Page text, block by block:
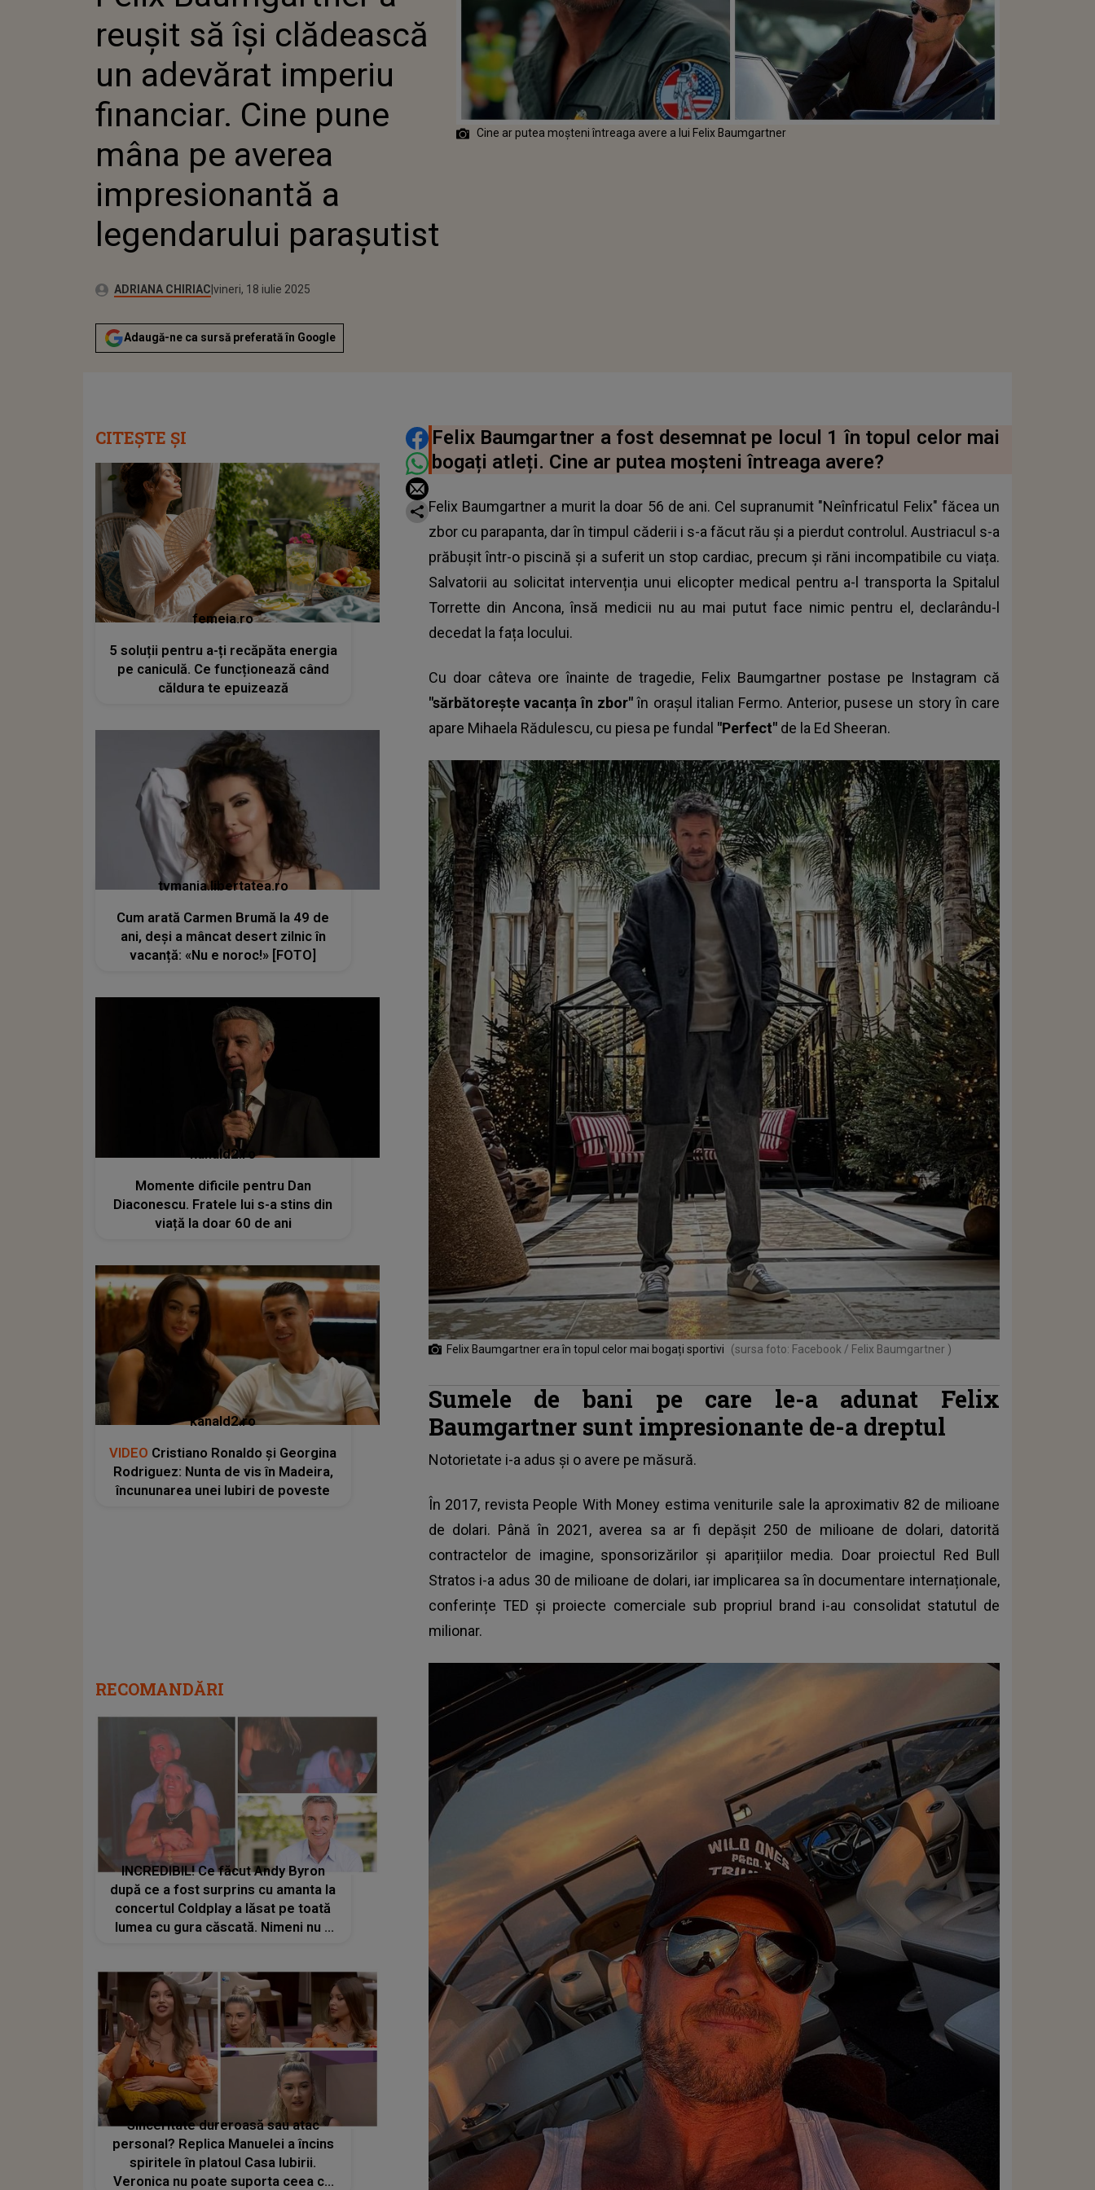
FINANCIAR. CINE PUNE
MÂNA PE AVEREA
IMPRESIONANTĂ A
PARAȘUTIST
reușit să își clădească
un adevărat imperiu
financiar. Cine pune
mâna pe averea
impresionantă a
legendarului parașutist
Autor:ADRIANA CHIRIACPublicat:
vineri, 18 iulie 2025
Actualizat:
vineri, 18 iulie 2025
Adaugă-ne ca sursă preferată în Google
Cine ar putea moșteni întreaga avere a lui Felix Baumgartner
DISTRIBUIE ARTICOLUL
Felix Baumgartner a fost desemnat pe locul 1 în topul celor mai
bogați atleți. Cine ar putea moșteni întreaga avere?
Felix Baumgartner a murit la doar 56 de ani. Cel supranumit "Neînfricatul Felix" făcea un
zbor cu parapanta, dar în timpul căderii i s-a făcut rău și a pierdut controlul. Austriacul s-a
prăbușit într-o piscină și a suferit un stop cardiac, precum și răni incompatibile cu viața.
Salvatorii au solicitat intervenția unui elicopter medical pentru a-l transporta la Spitalul
Torrette din Ancona, însă medicii nu au mai putut face nimic pentru el, declarându-l
decedat la fața locului.
Cu doar câteva ore înainte de tragedie, Felix Baumgartner postase pe Instagram că
"sărbătorește vacanța în zbor"în orașul italian Fermo. Anterior, pusese un story în care
apare Mihaela Rădulescu, cu piesa pe fundal "Perfect" de la Ed Sheeran.
Felix Baumgartner era în topul celor mai bogați sportivi (sursa foto: Facebook / Felix Baumgartner )
Sumele de bani pe care le-a adunat Felix
Baumgartner sunt impresionante de-a dreptul
Notorietate i-a adus și o avere pe măsură.
În 2017, revista People With Money estima veniturile sale la aproximativ 82 de milioane
de dolari. Până în 2021, averea sa ar fi depășit 250 de milioane de dolari, datorită
contractelor de imagine, sponsorizărilor și aparițiilor media. Doar proiectul Red Bull
Stratos i-a adus 30 de milioane de dolari, iar implicarea sa în documentare internaționale,
conferințe TED și proiecte comerciale sub propriul brand i-au consolidat statutul de
milionar.
CITEȘTE ȘI
femeia.ro
5 soluții pentru a-ți recăpăta energia
pe caniculă. Ce funcționează când
căldura te epuizează
tvmania.libertatea.ro
Cum arată Carmen Brumă la 49 de
ani, deși a mâncat desert zilnic în
vacanță: «Nu e noroc!» [FOTO]
kanald2.ro
Momente dificile pentru Dan
Diaconescu. Fratele lui s-a stins din
viață la doar 60 de ani
kanald2.ro
VIDEO Cristiano Ronaldo și Georgina
Rodriguez: Nunta de vis în Madeira,
încununarea unei Iubiri de poveste
RECOMANDĂRI
INCREDIBIL! Ce făcut Andy Byron
după ce a fost surprins cu amanta la
concertul Coldplay a lăsat pe toată
lumea cu gura căscată. Nimeni nu a
Sinceritate dureroasă sau atac
personal? Replica Manuelei a încins
spiritele în platoul Casa Iubirii.
Veronica nu poate suporta ceea ce